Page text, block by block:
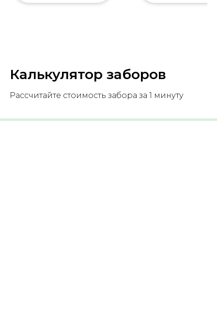
Калькулятор заборов
Рассчитайте стоимость забора за 1 минуту